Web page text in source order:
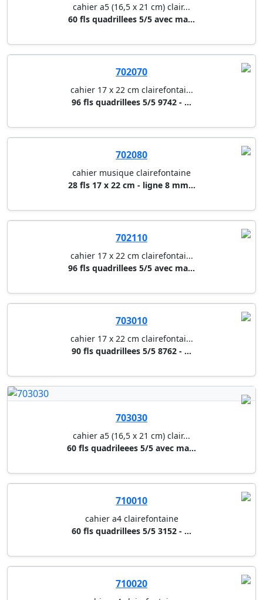
60 fls quadrillees 5/5 avec ma...
702070
cahier 17 x 22 cm clairefontai...
96 fls quadrillees 5/5 9742 - ...
702080
cahier musique clairefontaine
28 fls 17 x 22 cm - ligne 8 mm...
702110
cahier 17 x 22 cm clairefontai...
96 fls quadrillees 5/5 avec ma...
703010
cahier 17 x 22 cm clairefontai...
90 fls quadrillees 5/5 8762 - ...
703030
60 fls quadrileees 5/5 avec ma...
710010
60 fls quadrillees 5/5 3152 - ...
710020
40 fls quadrillees 5/5 63122 -...